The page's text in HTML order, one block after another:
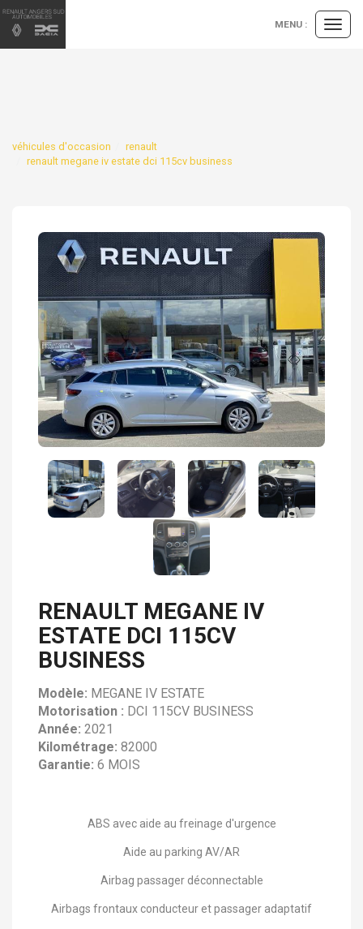
Panneau de gestion des cookies
Ouvrir
le
MENU :
véhicules d'occasion
renault
renault megane iv estate dci 115cv business
RENAULT MEGANE IV
ESTATE DCI 115CV
BUSINESS
Modèle: MEGANE IV ESTATE
Motorisation : DCI 115CV BUSINESS
Année: 2021
Kilométrage: 82000
Garantie: 6 MOIS
ABS avec aide au freinage d'urgence
Aide au parking AV/AR
Airbag passager déconnectable
Airbags frontaux conducteur et passager adaptatif